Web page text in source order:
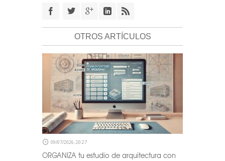
OTROS ARTÍCULOS
09/07/2026, 20:27
ORGANIZA tu estudio de arquitectura con